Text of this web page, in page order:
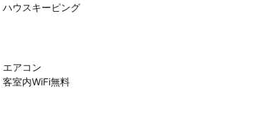
ハウスキーピング
エアコン
客室内WiFi無料